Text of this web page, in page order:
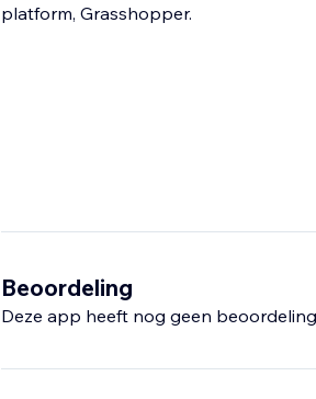
platform, Grasshopper.
Beoordeling
Deze app heeft nog geen